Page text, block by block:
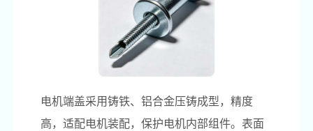
电机端盖采用铸铁、铝合金压铸成型，精度
高，适配电机装配，保护电机内部组件。表面